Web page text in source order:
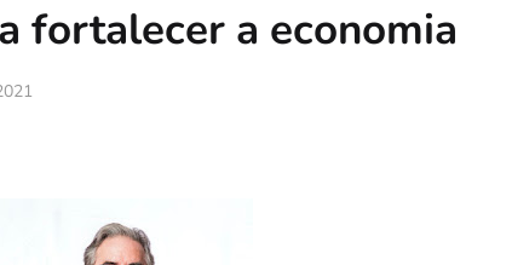
fortalecer a economia